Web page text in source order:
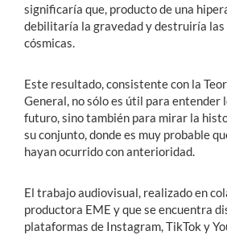
significaría que, producto de una
debilitaría la gravedad y destruiría
cósmicas.
Este resultado, consistente con la
General, no sólo es útil para entender
futuro, sino también para mirar la
su conjunto, donde es muy probable
hayan ocurrido con anterioridad.
El trabajo audiovisual, realizado en
productora EME y que se encuentra
plataformas de Instagram, TikTok y